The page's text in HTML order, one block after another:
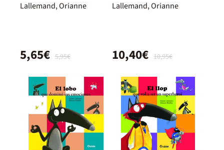
Lallemand, Orianne
5,95€
5,65€
Lallemand, Orianne
10,95€
10,40€